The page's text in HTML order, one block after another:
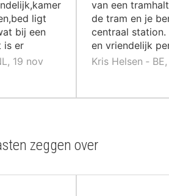
ligt
bij een
is er
19 nov
van een
de tram en je
centraal
en vriendelijk
Kris Helsen ‐
zeggen over